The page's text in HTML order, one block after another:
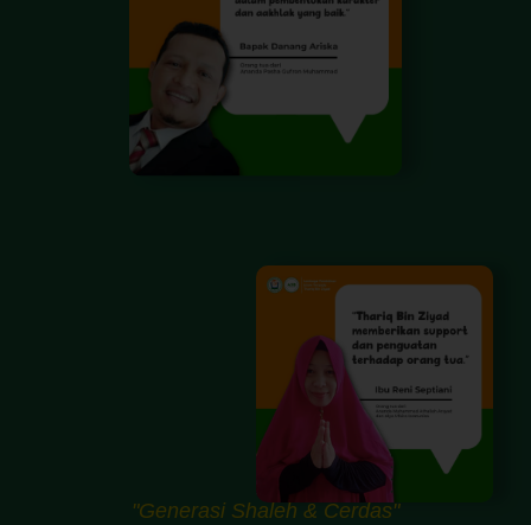
"Generasi Shaleh & Cerdas"